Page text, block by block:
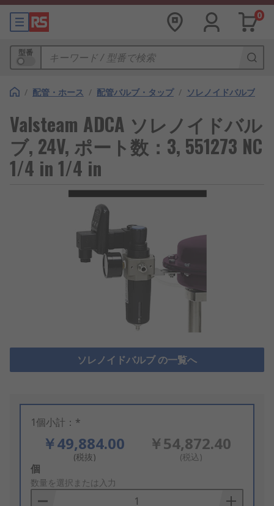
0
型番
/ 配管・ホース / 配管バルブ・タップ / ソレノイドバルブ
Valsteam ADCA ソレノイドバル
ブ, 24V, ポート数：3, 551273 NC
1/4 in 1/4 in
ソレノイドバルブ の一覧へ
1個小計：*
￥49,884.00
(税抜)
￥54,872.40
(税込)
Add
to
Basket
個
数量を選択または入力